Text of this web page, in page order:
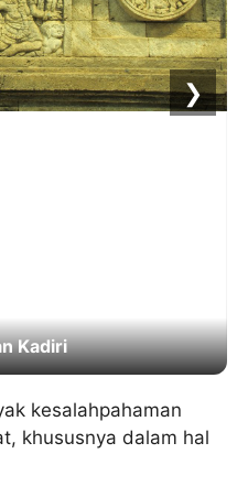
Kadiri
❯
kesalahpahaman
khususnya dalam hal